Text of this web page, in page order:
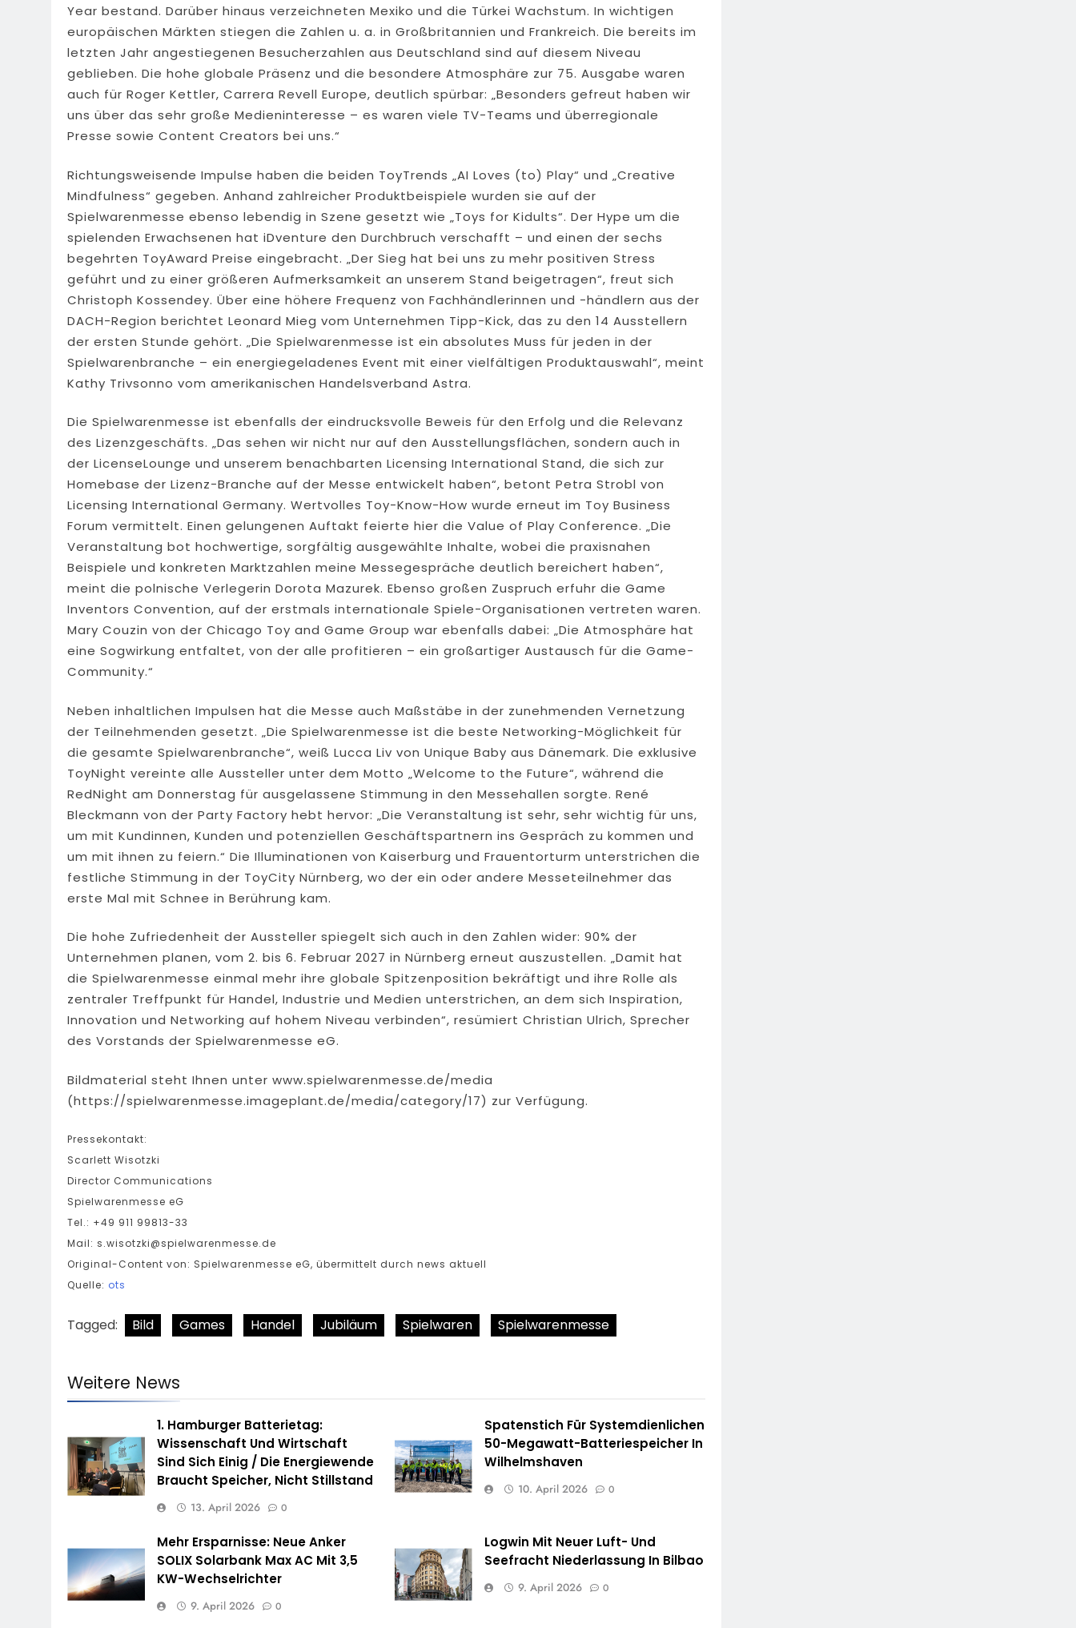
Year bestand. Darüber hinaus verzeichneten Mexiko und die Türkei Wachstum. In wichtigen
europäischen Märkten stiegen die Zahlen u. a. in Großbritannien und Frankreich. Die bereits im
letzten Jahr angestiegenen Besucherzahlen aus Deutschland sind auf diesem Niveau
geblieben. Die hohe globale Präsenz und die besondere Atmosphäre zur 75. Ausgabe waren
auch für Roger Kettler, Carrera Revell Europe, deutlich spürbar: „Besonders gefreut haben wir
uns über das sehr große Medieninteresse – es waren viele TV-Teams und überregionale
Presse sowie Content Creators bei uns.“
Richtungsweisende Impulse haben die beiden ToyTrends „AI Loves (to) Play“ und „Creative
Mindfulness“ gegeben. Anhand zahlreicher Produktbeispiele wurden sie auf der
Spielwarenmesse ebenso lebendig in Szene gesetzt wie „Toys for Kidults“. Der Hype um die
spielenden Erwachsenen hat iDventure den Durchbruch verschafft – und einen der sechs
begehrten ToyAward Preise eingebracht. „Der Sieg hat bei uns zu mehr positiven Stress
geführt und zu einer größeren Aufmerksamkeit an unserem Stand beigetragen“, freut sich
Christoph Kossendey. Über eine höhere Frequenz von Fachhändlerinnen und -händlern aus der
DACH-Region berichtet Leonard Mieg vom Unternehmen Tipp-Kick, das zu den 14 Ausstellern
der ersten Stunde gehört. „Die Spielwarenmesse ist ein absolutes Muss für jeden in der
Spielwarenbranche – ein energiegeladenes Event mit einer vielfältigen Produktauswahl“, meint
Kathy Trivsonno vom amerikanischen Handelsverband Astra.
Die Spielwarenmesse ist ebenfalls der eindrucksvolle Beweis für den Erfolg und die Relevanz
des Lizenzgeschäfts. „Das sehen wir nicht nur auf den Ausstellungsflächen, sondern auch in
der LicenseLounge und unserem benachbarten Licensing International Stand, die sich zur
Homebase der Lizenz-Branche auf der Messe entwickelt haben“, betont Petra Strobl von
Licensing International Germany. Wertvolles Toy-Know-How wurde erneut im Toy Business
Forum vermittelt. Einen gelungenen Auftakt feierte hier die Value of Play Conference. „Die
Veranstaltung bot hochwertige, sorgfältig ausgewählte Inhalte, wobei die praxisnahen
Beispiele und konkreten Marktzahlen meine Messegespräche deutlich bereichert haben“,
meint die polnische Verlegerin Dorota Mazurek. Ebenso großen Zuspruch erfuhr die Game
Inventors Convention, auf der erstmals internationale Spiele-Organisationen vertreten waren.
Mary Couzin von der Chicago Toy and Game Group war ebenfalls dabei: „Die Atmosphäre hat
eine Sogwirkung entfaltet, von der alle profitieren – ein großartiger Austausch für die Game-
Community.“
Neben inhaltlichen Impulsen hat die Messe auch Maßstäbe in der zunehmenden Vernetzung
der Teilnehmenden gesetzt. „Die Spielwarenmesse ist die beste Networking-Möglichkeit für
die gesamte Spielwarenbranche“, weiß Lucca Liv von Unique Baby aus Dänemark. Die exklusive
ToyNight vereinte alle Aussteller unter dem Motto „Welcome to the Future“, während die
RedNight am Donnerstag für ausgelassene Stimmung in den Messehallen sorgte. René
Bleckmann von der Party Factory hebt hervor: „Die Veranstaltung ist sehr, sehr wichtig für uns,
um mit Kundinnen, Kunden und potenziellen Geschäftspartnern ins Gespräch zu kommen und
um mit ihnen zu feiern.“ Die Illuminationen von Kaiserburg und Frauentorturm unterstrichen die
festliche Stimmung in der ToyCity Nürnberg, wo der ein oder andere Messeteilnehmer das
erste Mal mit Schnee in Berührung kam.
Die hohe Zufriedenheit der Aussteller spiegelt sich auch in den Zahlen wider: 90% der
Unternehmen planen, vom 2. bis 6. Februar 2027 in Nürnberg erneut auszustellen. „Damit hat
die Spielwarenmesse einmal mehr ihre globale Spitzenposition bekräftigt und ihre Rolle als
zentraler Treffpunkt für Handel, Industrie und Medien unterstrichen, an dem sich Inspiration,
Innovation und Networking auf hohem Niveau verbinden“, resümiert Christian Ulrich, Sprecher
des Vorstands der Spielwarenmesse eG.
Bildmaterial steht Ihnen unter www.spielwarenmesse.de/media
(https://spielwarenmesse.imageplant.de/media/category/17) zur Verfügung.
Pressekontakt:
Scarlett Wisotzki
Director Communications
Spielwarenmesse eG
Tel.: +49 911 99813-33
Mail: s.wisotzki@spielwarenmesse.de
Original-Content von: Spielwarenmesse eG, übermittelt durch news aktuell
Quelle: ots
Tagged: Bild Games Handel Jubiläum Spielwaren Spielwarenmesse
Weitere News
1. Hamburger Batterietag:
Wissenschaft Und Wirtschaft
Sind Sich Einig / Die Energiewende
Braucht Speicher, Nicht Stillstand
13. April 2026 0
Spatenstich Für Systemdienlichen
50-Megawatt-Batteriespeicher In
Wilhelmshaven
10. April 2026 0
Mehr Ersparnisse: Neue Anker
SOLIX Solarbank Max AC Mit 3,5
KW-Wechselrichter
9. April 2026 0
Logwin Mit Neuer Luft- Und
Seefracht Niederlassung In Bilbao
9. April 2026 0